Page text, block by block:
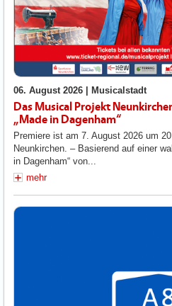
06. August 2026 | Musicalstadt
Das Musical Projekt
„Made in Dagenham“
Premiere ist am 7. August 2026 um
Neunkirchen. – Basierend auf einer
in Dagenham“ von...
mehr